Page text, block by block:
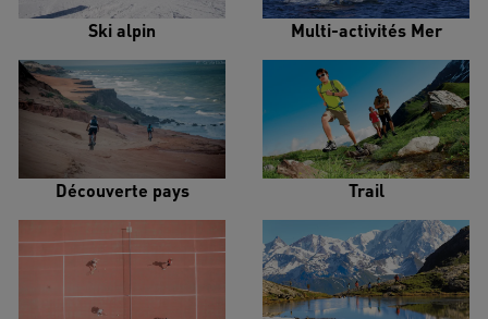
Ski alpin Multi-activités Mer
Découverte pays Trail